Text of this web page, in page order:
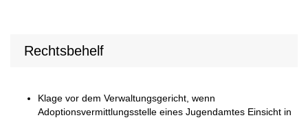
Rechtsbehelf
Klage vor dem Verwaltungsgericht, wenn
Adoptionsvermittlungsstelle eines Jugendamtes Einsicht in